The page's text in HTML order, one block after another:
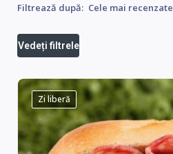
Filtrează după: Cele mai recenzate
Vedeți filtrele
Zi liberă